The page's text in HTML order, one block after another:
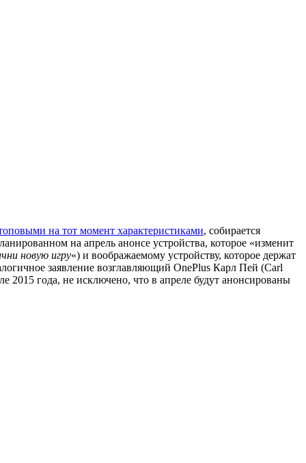
на тот момент характеристиками, собирается
на апрель анонсе устройства, которое «изменит
новую игру«) и воображаемому устройству, которое держат
заявление возглавляющий OnePlus Карл Пей (Carl
2015 года, не исключено, что в апреле будут анонсированы